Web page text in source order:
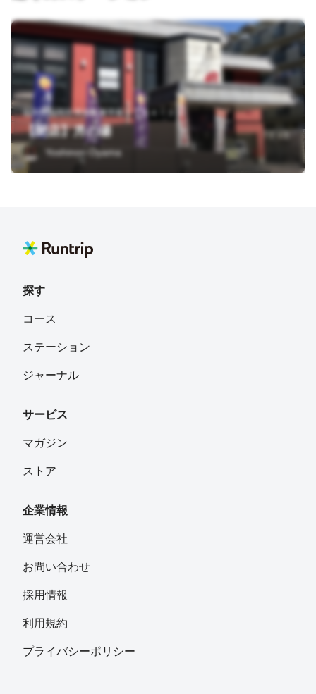
福岡県福岡市博多区東平尾１丁目４－３５
【閉店】月の湯
Yoshinori Oyama
探す
コース
ステーション
ジャーナル
サービス
マガジン
ストア
企業情報
運営会社
お問い合わせ
採用情報
利用規約
プライバシーポリシー